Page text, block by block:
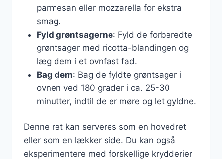
parmesan eller mozzarella for ekstra
smag.
Fyld grøntsagerne: Fyld de forberedte
grøntsager med ricotta-blandingen og
læg dem i et ovnfast fad.
Bag dem: Bag de fyldte grøntsager i
ovnen ved 180 grader i ca. 25-30
minutter, indtil de er møre og let gyldne.
Denne ret kan serveres som en hovedret
eller som en lækker side. Du kan også
eksperimentere med forskellige krydderier